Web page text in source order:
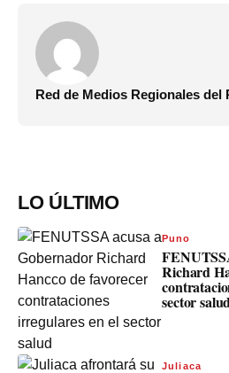
Red de Medios Regionales del
LO ÚLTIMO
Puno
Richard
sector
Juliaca